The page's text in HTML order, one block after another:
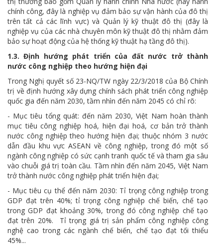
chính công, đây là nghiệp vụ đảm bảo sự vận hành của đô thị
trên tất cả các lĩnh vực) và Quản lý kỹ thuật đô thị (đây là
nghiệp vụ của các nhà chuyên môn kỹ thuật đô thị nhằm đảm
bảo sự hoạt động của hệ thống kỹ thuật hạ tầng đô thị).
1.3. Định hướng phát triển của đất nước trở thành
nước công nghiệp theo hướng hiện đại
Trong Nghị quyết số 23-NQ/TW ngày 22/3/2018 của Bộ Chính
trị về định hướng xây dựng chính sách phát triển công nghiệp
quốc gia đến năm 2030, tầm nhìn đến năm 2045 có chỉ rõ:
- Mục tiêu tổng quát: đến năm 2030, Việt Nam hoàn thành
mục tiêu công nghiệp hoá, hiện đại hoá, cơ bản trở thành
nước công nghiệp theo hướng hiện đại; thuộc nhóm 3 nước
dẫn đầu khu vực ASEAN về công nghiệp, trong đó một số
ngành công nghiệp có sức cạnh tranh quốc tế và tham gia sâu
vào chuỗi giá trị toàn cầu. Tầm nhìn đến năm 2045, Việt Nam
trở thành nước công nghiệp phát triển hiện đại;
- Mục tiêu cụ thể đến năm 2030: Tỉ trọng công nghiệp trong
GDP đạt trên 40%; tỉ trọng công nghiệp chế biến, chế tạo
trong GDP đạt khoảng 30%, trong đó công nghiệp chế tạo
đạt trên 20%. Tỉ trọng giá trị sản phẩm công nghiệp công
nghệ cao trong các ngành chế biến, chế tạo đạt tối thiểu
45%...